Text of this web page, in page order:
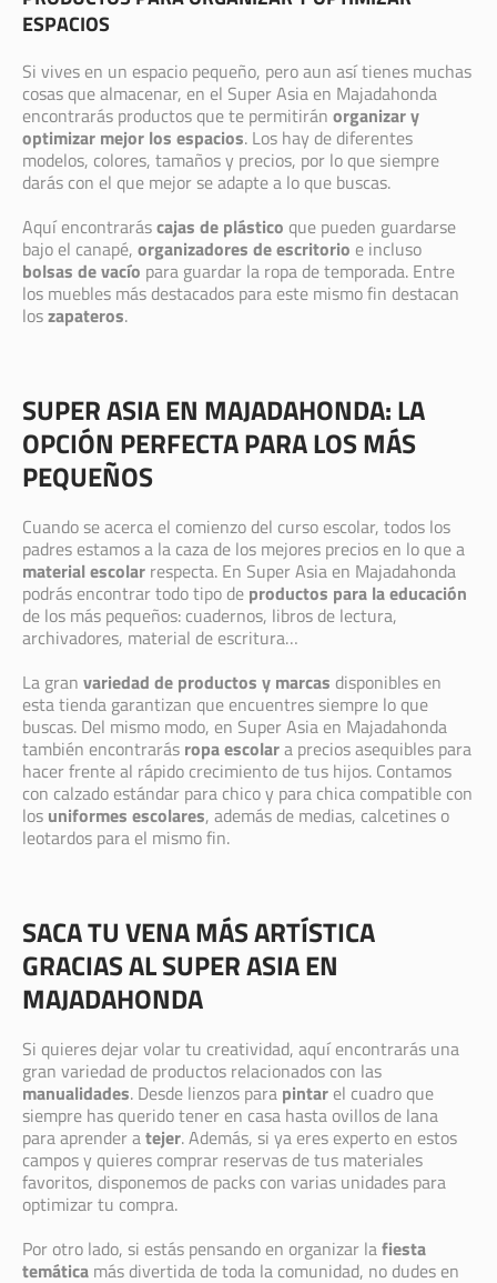
ESPACIOS
Si vives en un espacio pequeño, pero aun así tienes muchas
cosas que almacenar, en el Super Asia en Majadahonda
encontrarás productos que te permitirán organizar y
optimizar mejor los espacios. Los hay de diferentes
modelos, colores, tamaños y precios, por lo que siempre
darás con el que mejor se adapte a lo que buscas.
Aquí encontraráscajas de plástico que pueden guardarse
bajo el canapé, organizadores de escritorio e incluso
bolsas de vacío para guardar la ropa de temporada. Entre
los muebles más destacados para este mismo fin destacan
loszapateros.
SUPER ASIA EN MAJADAHONDA: LA
OPCIÓN PERFECTA PARA LOS MÁS
PEQUEÑOS
Cuando se acerca el comienzo del curso escolar, todos los
padres estamos a la caza de los mejores precios en lo que a
material escolar respecta. En Super Asia en Majadahonda
podrás encontrar todo tipo de productos para la educación
de los más pequeños: cuadernos, libros de lectura,
archivadores, material de escritura…
La gran variedad de productos y marcas disponibles en
esta tienda garantizan que encuentres siempre lo que
buscas. Del mismo modo, en Super Asia en Majadahonda
también encontrarás ropa escolara precios asequibles para
hacer frente al rápido crecimiento de tus hijos. Contamos
con calzado estándar para chico y para chica compatible con
los uniformes escolares, además de medias, calcetines o
leotardos para el mismo fin.
SACA TU VENA MÁS ARTÍSTICA
GRACIAS AL SUPER ASIA EN
MAJADAHONDA
Si quieres dejar volar tu creatividad, aquí encontrarás una
gran variedad de productos relacionados con las
manualidades. Desde lienzos para pintar el cuadro que
siempre has querido tener en casa hasta ovillos de lana
para aprender atejer. Además, si ya eres experto en estos
campos y quieres comprar reservas de tus materiales
favoritos, disponemos de packs con varias unidades para
optimizar tu compra.
Por otro lado, si estás pensando en organizar lafiesta
temática más divertida de toda la comunidad, no dudes en